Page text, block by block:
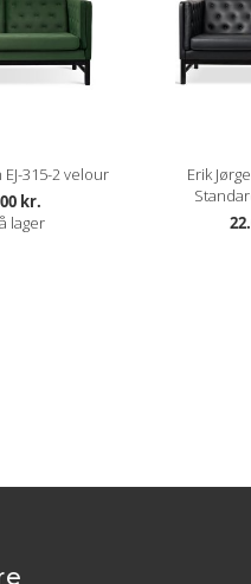
EJ-315-2 velour
kr.
lager
Erik